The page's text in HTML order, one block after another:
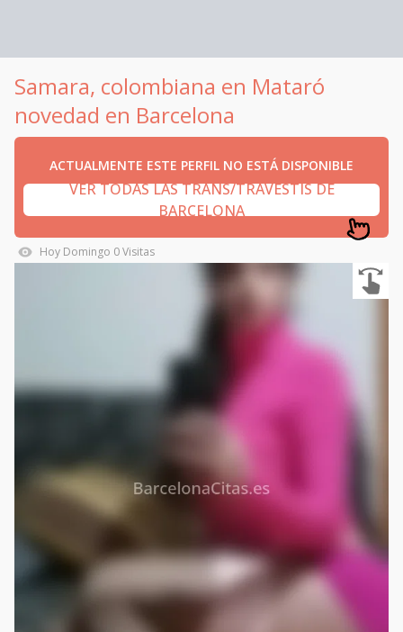
Samara, colombiana en Mataró
novedad en Barcelona
ACTUALMENTE ESTE PERFIL NO ESTÁ DISPONIBLE
VER TODAS LAS TRANS/TRAVESTIS DE
BARCELONA
Hoy Domingo 0Visitas